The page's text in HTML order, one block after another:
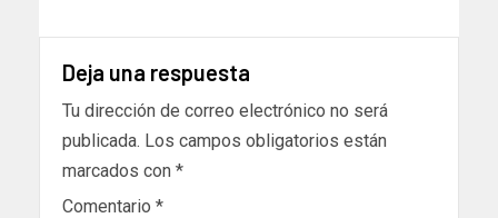
Deja una respuesta
Tu dirección de correo electrónico no será
publicada. Los campos obligatorios están
marcados con *
Comentario *